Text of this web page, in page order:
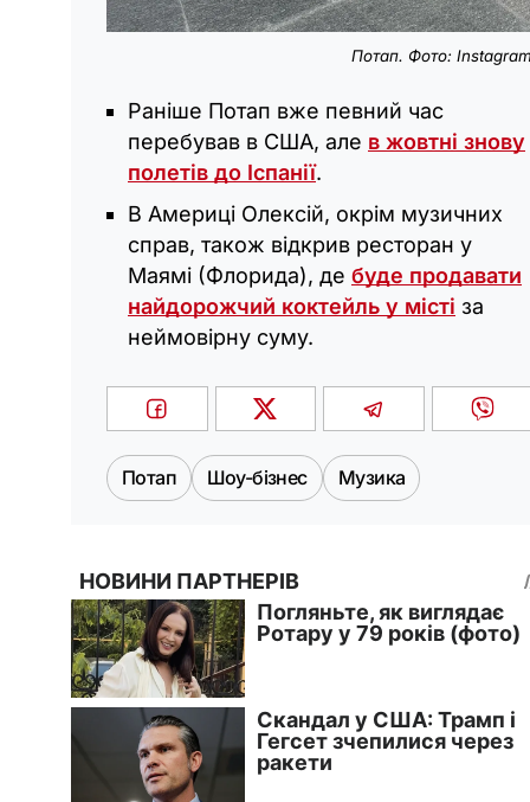
Потап. Фото:
Раніше Потап вже певний час
перебував в США, але в жовтні знову
полетів до Іспанії.
В Америці Олексій, окрім музичних
справ, також відкрив ресторан у
Маямі (Флорида), де буде продавати
найдорожчий коктейль у місті за
неймовірну суму.
Потап Шоу-бізнес Музика